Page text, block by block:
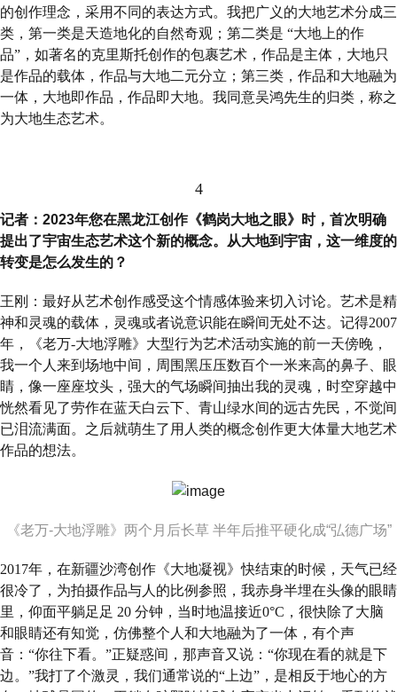
的创作理念，采用不同的表达方式。我把广义的大地艺术分成三
类，第一类是天造地化的自然奇观；第二类是 “大地上的作
品”，如著名的克里斯托创作的包裹艺术，作品是主体，大地只
是作品的载体，作品与大地二元分立；第三类，作品和大地融为
一体，大地即作品，作品即大地。我同意吴鸿先生的归类，称之
为大地生态艺术。
4
记者：2023年您在黑龙江创作《鹤岗大地之眼》时，首次明确
提出了宇宙生态艺术这个新的概念。从大地到宇宙，这一维度的
转变是怎么发生的？
王刚：最好从艺术创作感受这个情感体验来切入讨论。艺术是精
神和灵魂的载体，灵魂或者说意识能在瞬间无处不达。记得2007
年，《老万-大地浮雕》大型行为艺术活动实施的前一天傍晚，
我一个人来到场地中间，周围黑压压数百个一米来高的鼻子、眼
睛，像一座座坟头，强大的气场瞬间抽出我的灵魂，时空穿越中
恍然看见了劳作在蓝天白云下、青山绿水间的远古先民，不觉间
已泪流满面。之后就萌生了用人类的概念创作更大体量大地艺术
作品的想法。
《老万-大地浮雕》两个月后长草 半年后推平硬化成“弘德广场”
2017年，在新疆沙湾创作《大地凝视》快结束的时候，天气已经
很冷了，为拍摄作品与人的比例参照，我赤身半埋在头像的眼睛
里，仰面平躺足足 20 分钟，当时地温接近0°C，很快除了大脑
和眼睛还有知觉，仿佛整个人和大地融为了一体，有个声
音：“你往下看。”正疑惑间，那声音又说：“你现在看的就是下
边。”我打了个激灵，我们通常说的“上边”，是相反于地心的方